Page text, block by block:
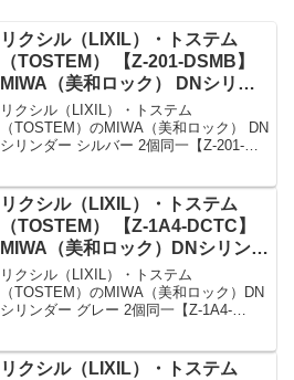
リクシル（LIXIL）・トステム
（TOSTEM） 【Z-201-DSMB】
MIWA（美和ロック） DNシリン
ダー 玄関ドア用 シルバー 2個同
一
リクシル（LIXIL）・トステム
（TOSTEM）のMIWA（美和ロック） DN
シリンダー シルバー 2個同一【Z-201-
ルバーセット内容本体×2、キー×5K...
リクシル（LIXIL）・トステム
（TOSTEM） 【Z-1A4-DCTC】
MIWA（美和ロック）DNシリンダ
ー 玄関ドア用 グレー 2個同一
リクシル（LIXIL）・トステム
（TOSTEM）のMIWA（美和ロック）DN
シリンダー グレー 2個同一【Z-1A4-
(鍵穴上部のロゴマークもグレー色です...
リクシル（LIXIL）・トステム